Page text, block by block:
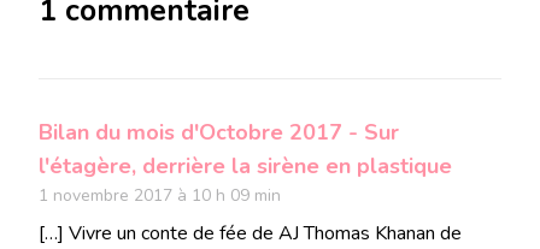
1 commentaire
Bilan du mois d'Octobre 2017 - Sur
l'étagère, derrière la sirène en plastique
1 novembre 2017 à 10 h 09 min
[…] Vivre un conte de fée de AJ Thomas Khanan de